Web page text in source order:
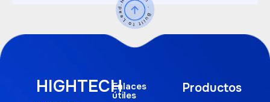
HIGHTECHEnlaces
útiles Productos